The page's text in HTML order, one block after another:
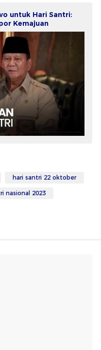
untuk Hari Santri:
Kemajuan
hari santri 22 oktober
nasional 2023